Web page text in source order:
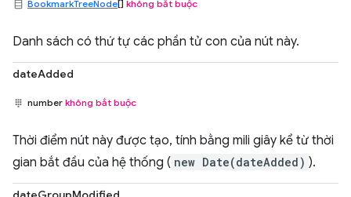
BookmarkTreeNode[] không bắt buộc
Danh sách có thứ tự các phần tử con của nút này.
dateAdded
number không bắt buộc
Thời điểm nút này được tạo, tính bằng mili giây kể từ thời
gian bắt đầu của hệ thống ( new Date(dateAdded) ).